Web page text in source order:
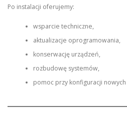
Po instalacji oferujemy:
wsparcie techniczne,
aktualizacje oprogramowania,
konserwację urządzeń,
rozbudowę systemów,
pomoc przy konfiguracji